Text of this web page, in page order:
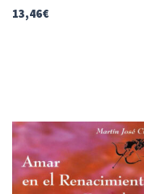
13,46€